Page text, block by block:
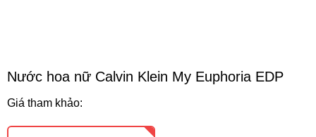
Nước hoa nữ Calvin Klein My Euphoria EDP
Giá tham khảo: